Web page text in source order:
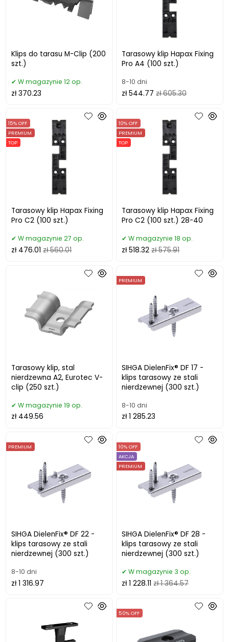
Klips do tarasu M-Clip (200
szt.)
W magazynie 12 op.
zł 370.23
Tarasowy klip Hapax Fixing
Pro A4 (100 szt.)
8-10 dni
zł 544.77 zł 605.30
Tarasowy klip Hapax Fixing
Pro C2 (100 szt.)
15% OFF
PREMIUM
TOP
W magazynie 27 op.
zł 476.01 zł 560.01
Tarasowy klip Hapax Fixing
Pro C2 (100 szt.) 28-40
10% OFF
PREMIUM
TOP
W magazynie 18 op.
zł 518.32 zł 575.91
Tarasowy klip, stal
nierdzewna A2, Eurotec V-
clip (250 szt.)
W magazynie 19 op.
zł 449.56
SIHGA DielenFix® DF 17 -
klips tarasowy ze stali
nierdzewnej (300 szt.)
PREMIUM
8-10 dni
zł 1 285.23
SIHGA DielenFix® DF 22 -
klips tarasowy ze stali
nierdzewnej (300 szt.)
PREMIUM
8-10 dni
zł 1 316.97
SIHGA DielenFix® DF 28 -
klips tarasowy ze stali
nierdzewnej (300 szt.)
10% OFF
AKCJA
PREMIUM
W magazynie 3 op.
zł 1 228.11 zł 1 364.57
50% OFF